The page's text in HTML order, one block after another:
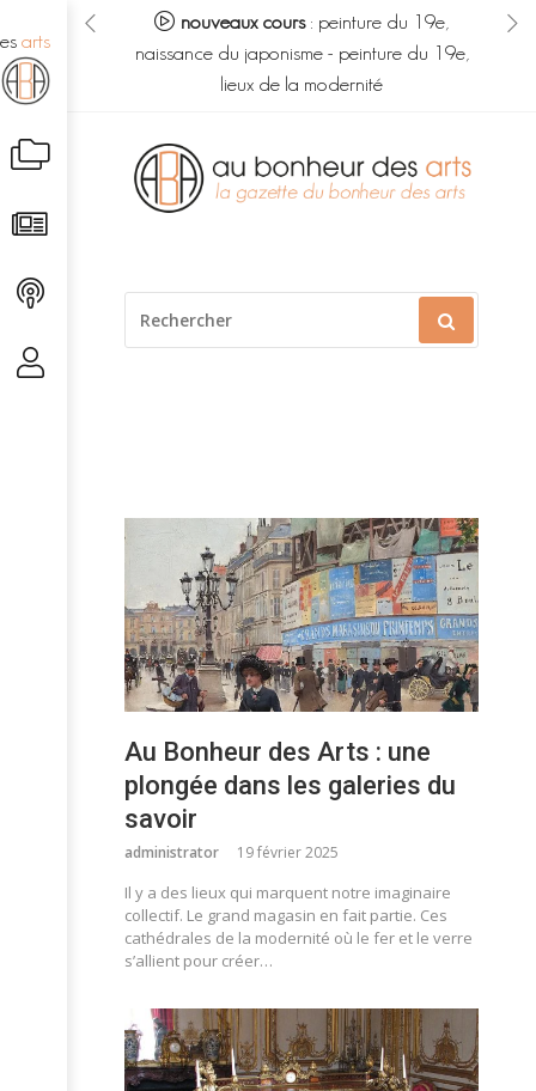
des arts :
savoir
nouveaux cours: peinture du 19e,
naissance du japonisme- peinture du 19e,
lieux de la modernité
arts
au
contenu
POUR
:
Au Bonheur des Arts : une
plongée dans les galeries du
savoir
administrator 19 février 2025
Il y a des lieux qui marquent notre imaginaire
collectif. Le grand magasin en fait partie. Ces
cathédrales de la modernité où le fer et le verre
s’allient pour créer…